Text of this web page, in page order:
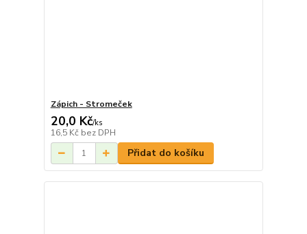
Zápich - Stromeček
20,0 Kč/ks
16,5 Kč bez DPH
Přidat do košíku